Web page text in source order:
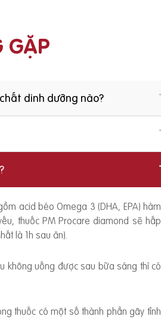
GẶP
dinh dưỡng nào?
acid béo Omega 3 (DHA, EPA) hàm
thuốc PM Procare diamond sẽ hấp
là 1h sau ăn).
không uống được sau bữa sáng thì có
thuốc có một số thành phần gây tỉnh